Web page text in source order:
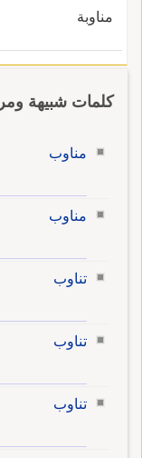
مناوبة
كلمات شبيهة
مناوب
مناوب
تناوب
تناوب
تناوب